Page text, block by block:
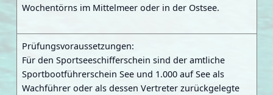
Wochentörns im Mittelmeer oder in der Ostsee.
Prüfungsvoraussetzungen:
Für den Sportseeschifferschein sind der amtliche
Sportbootführerschein See und 1.000 auf See als
Wachführer oder als dessen Vertreter zurückgelegte